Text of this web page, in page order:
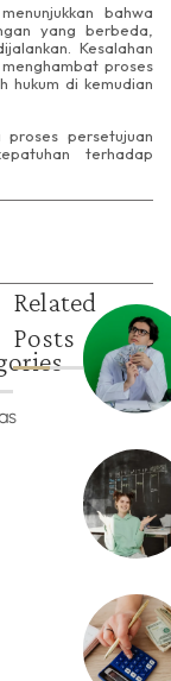
bahwa
yang berbeda,
Kesalahan
proses
hukum di kemudian
persetujuan
terhadap
Related
Posts